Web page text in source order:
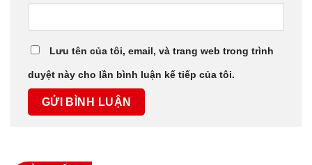
Lưu tên của tôi, email, và trang web trong trình
duyệt này cho lần bình luận kế tiếp của tôi.